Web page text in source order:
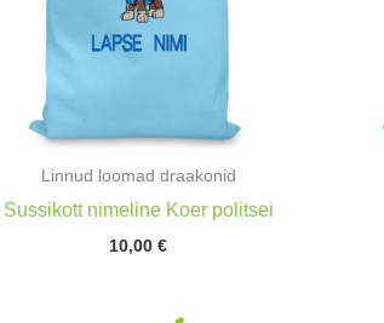
Linnud loomad draakonid
Sussikott nimeline Koer politsei
10,00€